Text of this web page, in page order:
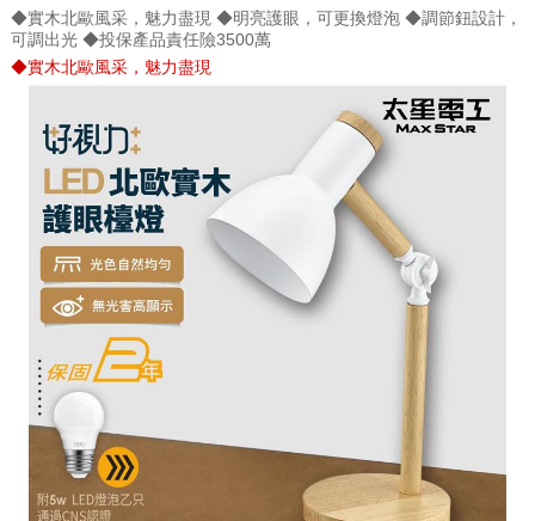
◆實木北歐風采，魅力盡現 ◆明亮護眼，可更換燈泡 ◆調節鈕設計，
可調出光 ◆投保產品責任險3500萬
◆實木北歐風采，魅力盡現